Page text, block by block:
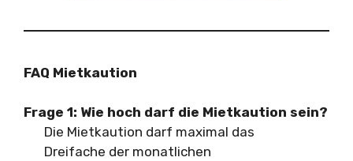
FAQ Mietkaution
Frage 1: Wie hoch darf die Mietkaution sein?
Die Mietkaution darf maximal das
Dreifache der monatlichen